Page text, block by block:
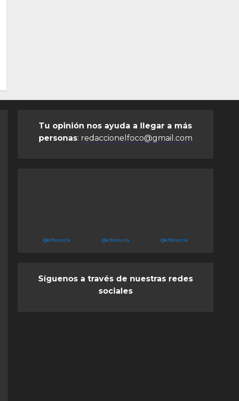
Tu opinión nos ayuda a llegar a más
personas: redaccionelfoco@gmail.com
@elfocovzla @elfocovzla @elfocovzla
Síguenos a través de nuestras redes
sociales